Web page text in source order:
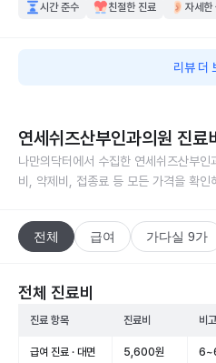
시간 준수 친절한 진료 자세한
리뷰 더
연세쉬즈산부인과의원 진료
나만의닥터에서 수집한 연세쉬즈산부인
비, 약제비, 접종료 등 모든 가격을 확인
전체 급여 가다실 9가
전체 진료비
진료 항목 진료비 비고
급여 진료 · 대면 5,600원